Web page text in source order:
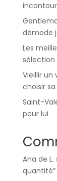
démode
Les
sélection
Vieillir
choisir
Saint-
pour lui
Ana de L.
quantité”